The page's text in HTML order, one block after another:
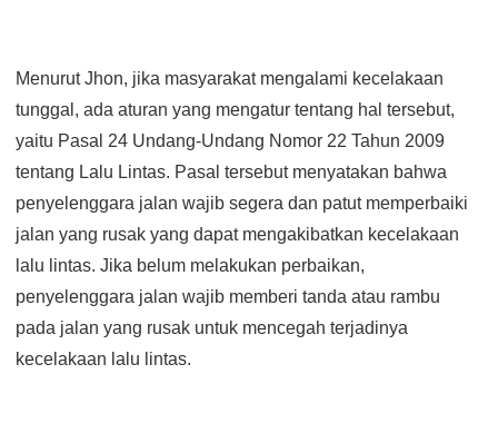
Menurut Jhon, jika masyarakat mengalami kecelakaan
tunggal, ada aturan yang mengatur tentang hal tersebut,
yaitu Pasal 24 Undang-Undang Nomor 22 Tahun 2009
tentang Lalu Lintas. Pasal tersebut menyatakan bahwa
penyelenggara jalan wajib segera dan patut memperbaiki
jalan yang rusak yang dapat mengakibatkan kecelakaan
lalu lintas. Jika belum melakukan perbaikan,
penyelenggara jalan wajib memberi tanda atau rambu
pada jalan yang rusak untuk mencegah terjadinya
kecelakaan lalu lintas.